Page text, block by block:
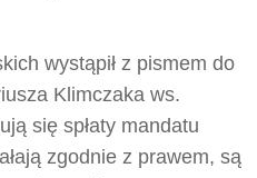
wystąpił z pismem do
Klimczaka ws.
się spłaty mandatu
zgodnie z prawem, są